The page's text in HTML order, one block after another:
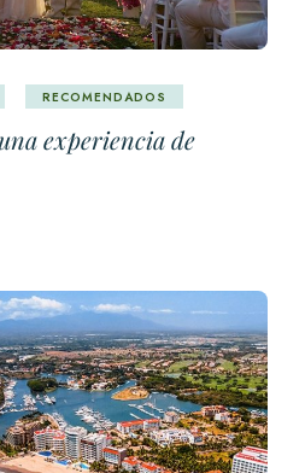
RECOMENDADOS
experiencia de